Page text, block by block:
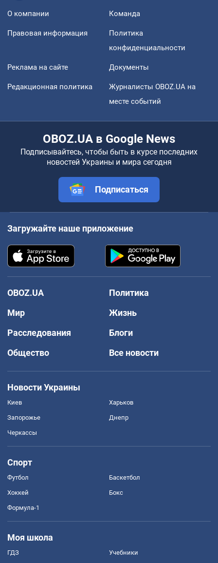
О компании Команда
Правовая информация
Политика
конфиденциальности
Реклама на сайте Документы
Редакционная политика
Журналисты OBOZ.UA на
месте событий
OBOZ.UA в Google News
Подписывайтесь, чтобы быть в курсе последних
новостей Украины и мира сегодня
Подписаться
Загружайте наше приложение
OBOZ.UA
Политика
Мир
Жизнь
Расследования
Блоги
Общество
Все новости
Новости Украины
Киев Харьков
Запорожье Днепр
Черкассы
Спорт
Футбол Баскетбол
Хоккей Бокс
Формула-1
Моя школа
ГДЗ Учебники